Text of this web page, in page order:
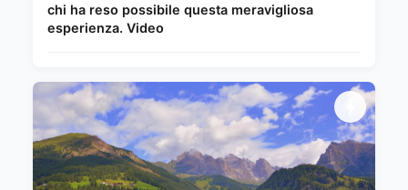
chi ha reso possibile questa meravigliosa
esperienza. Video